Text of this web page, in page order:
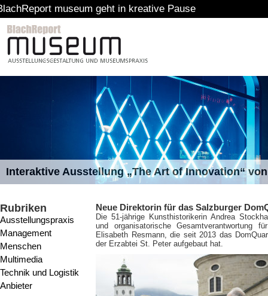
geht in kreative Pause
Interaktive Ausstellung „The Art of Innovation“
Rubriken
Ausstellungspraxis
Management
Menschen
Multimedia
Technik und Logistik
Anbieter
Neue Direktorin für das Salzburger
Die 51-jährige Kunsthistorikerin Andrea
und organisatorische Gesamtverantwortung
Elisabeth Resmann, die seit 2013 das
der Erzabtei St. Peter aufgebaut hat.